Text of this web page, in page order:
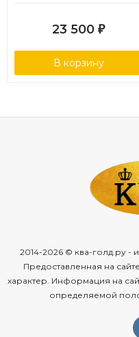
23 500 ₽
В корзину
2014-2026 © ква-голд.ру -
Предоставленная на
характер. Информация на
определяемой